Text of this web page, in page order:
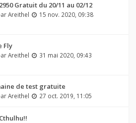
Gratuit du 20/11 au 02/12
Areithel
15 nov. 2020, 09:38
Fly
Areithel
31 mai 2020, 09:43
de test gratuite
Areithel 27 oct. 2019, 11:05